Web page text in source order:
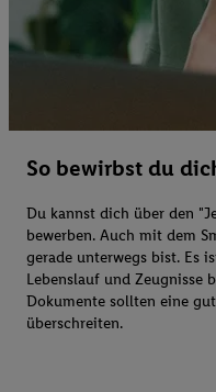
So bewirbst du
Du kannst dich über den
bewerben. Auch mit dem
gerade unterwegs bist. Es
Lebenslauf und Zeugnisse
Dokumente sollten eine
überschreiten.